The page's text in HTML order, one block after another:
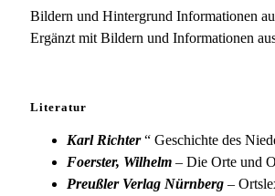
Bildern und Hintergrund Informationen
Ergänzt mit Bildern und Informationen
Literatur
Karl Richter“ Geschichte des
Foerster, Wilhelm – Die Orte und
Preußler Verlag Nürnberg –